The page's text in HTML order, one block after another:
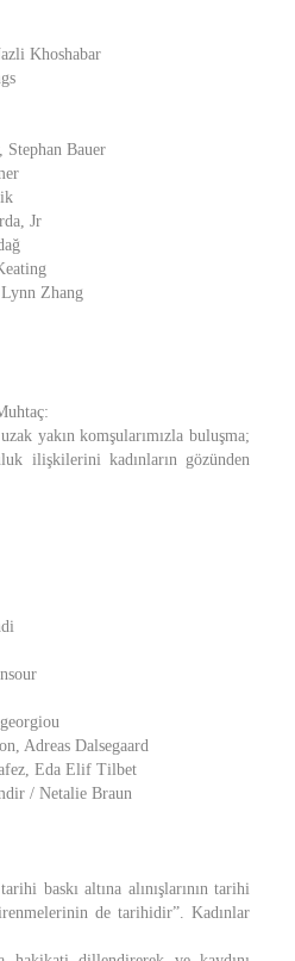
Khoshabar
Bauer
Jr
Zhang
yakın komşularımızla buluşma;
ilişkilerini kadınların gözünden
Adreas Dalsegaard
Eda Elif Tilbet
/ Netalie Braun
baskı altına alınışlarının tarihi
de tarihidir”. Kadınlar